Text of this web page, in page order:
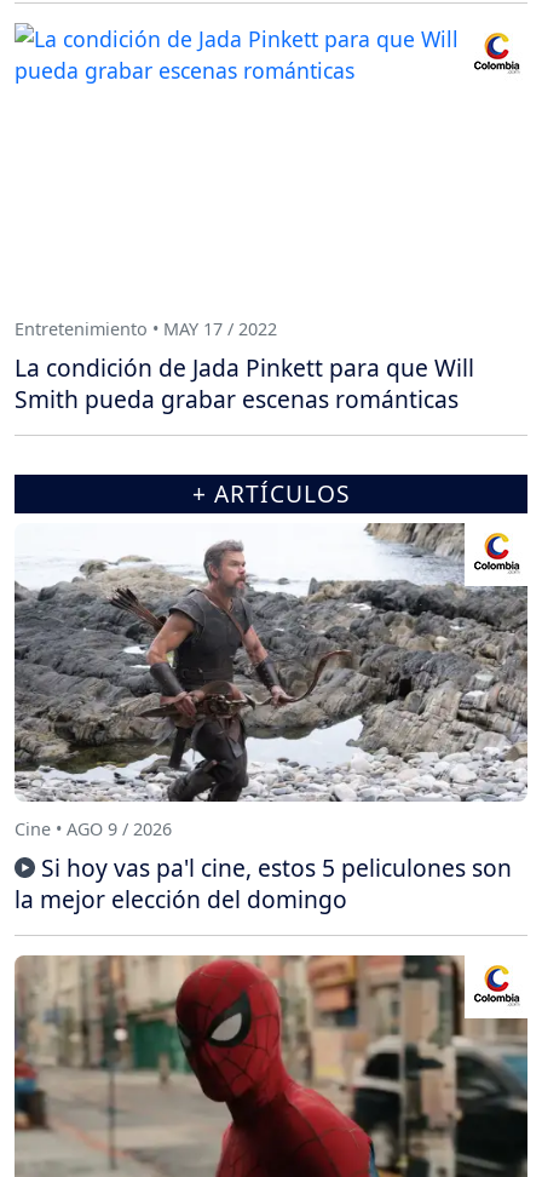
Entretenimiento • MAY 17 / 2022
La condición de Jada Pinkett para que Will
Smith pueda grabar escenas románticas
+ ARTÍCULOS
Cine • AGO 9 / 2026
Si hoy vas pa'l cine, estos 5 peliculones son
la mejor elección del domingo